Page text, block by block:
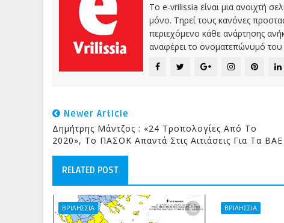
Το e-vrilissia είναι μια ανοιχτή
μόνο. Τηρεί τους κανόνες
περιεχόμενο κάθε ανάρτησης
αναφέρει το ονοματεπώνυμό
Newer Article
Δημήτρης Μάντζος : «24 Τροπολογίες Από Το
2020», Το ΠΑΣΟΚ Απαντά Στις Αιτιάσεις Για Τα ΒΑΕ
RELATED POST
ΒΡΙΛΗΣΣΙΑ ΒΡΙΛΗΣΣΙΑ